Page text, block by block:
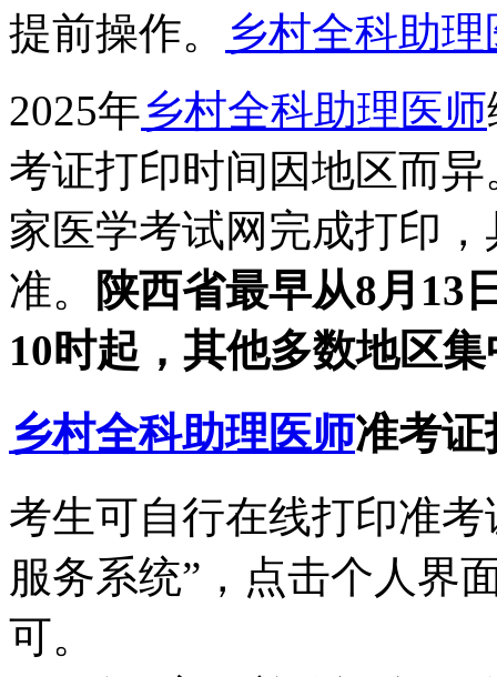
提前操作。
乡村全科助
2025年乡村全科助理医师
考证打印时间因地区而
家医学考试网完成打印
准。
陕西省最早从8月13
10时起，其他多数地区
乡村全科助理医师准考
考生可自行在线打印准
服务系统”，点击个人界
可。